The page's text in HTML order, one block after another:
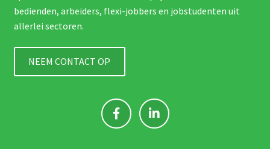
bedienden, arbeiders, flexi-jobbers en jobstudenten uit
allerlei sectoren.
NEEM CONTACT OP